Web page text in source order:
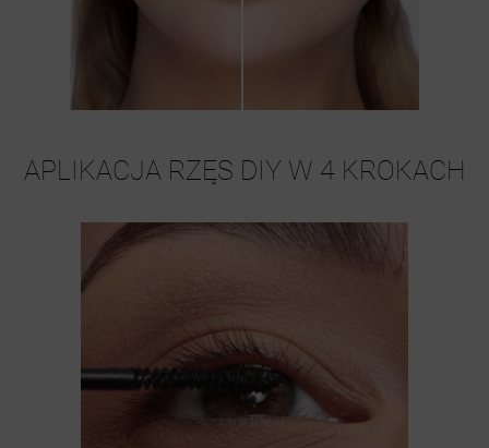
APLIKACJA RZĘS DIY W 4 KROKACH